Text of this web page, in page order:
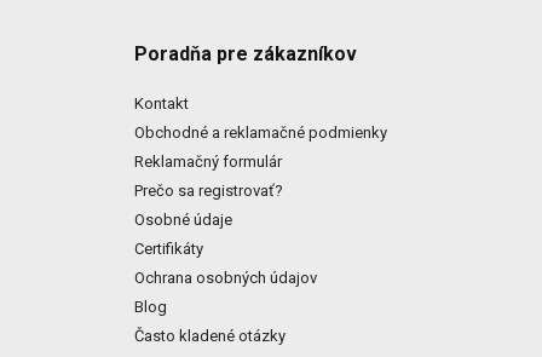
Poradňa pre zákazníkov
Kontakt
Obchodné a reklamačné podmienky
Reklamačný formulár
Prečo sa registrovať?
Osobné údaje
Certifikáty
Ochrana osobných údajov
Blog
Často kladené otázky